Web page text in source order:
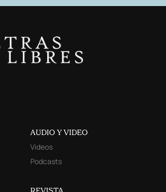
AUDIO Y VIDEO
Videos
Podcasts